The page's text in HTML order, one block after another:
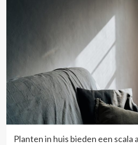
Planten in huis bieden een scala